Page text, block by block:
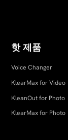
핫 제품
Voice Changer
KlearMax for Video
KleanOut for Photo
KlearMax for Photo